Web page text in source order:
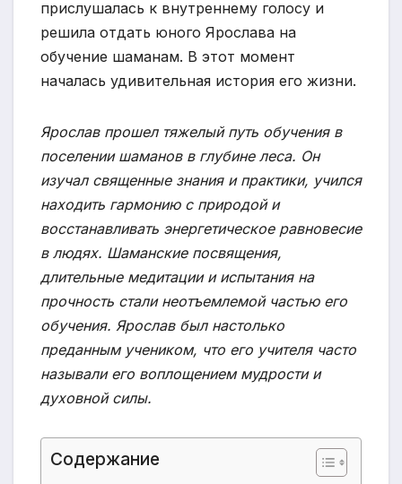
прислушалась к внутреннему голосу и
решила отдать юного Ярослава на
обучение шаманам. В этот момент
началась удивительная история его жизни.
Ярослав прошел тяжелый путь обучения в
поселении шаманов в глубине леса. Он
изучал священные знания и практики, учился
находить гармонию с природой и
восстанавливать энергетическое равновесие
в людях. Шаманские посвящения,
длительные медитации и испытания на
прочность стали неотъемлемой частью его
обучения. Ярослав был настолько
преданным учеником, что его учителя часто
называли его воплощением мудрости и
духовной силы.
Содержание